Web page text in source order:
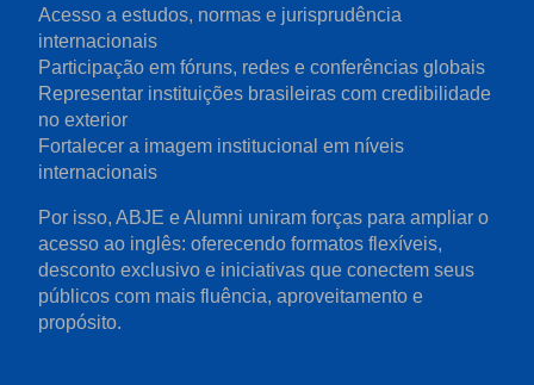
Acesso a estudos, normas e jurisprudência
internacionais
Participação em fóruns, redes e conferências globais
Representar instituições brasileiras com credibilidade
no exterior
Fortalecer a imagem institucional em níveis
internacionais
Por isso, ABJE e Alumni uniram forças para ampliar o
acesso ao inglês: oferecendo formatos flexíveis,
desconto exclusivo e iniciativas que conectem seus
públicos com mais fluência, aproveitamento e
propósito.